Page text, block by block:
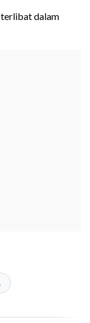
terlibat dalam